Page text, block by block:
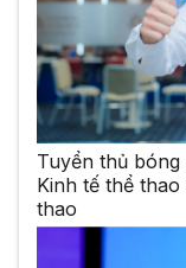
Tuyển thủ
Kinh tế thể
thao